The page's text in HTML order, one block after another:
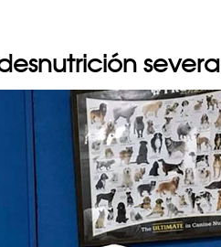
severa